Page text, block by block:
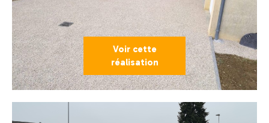
Voir cette
réalisation